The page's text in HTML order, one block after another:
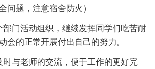
问题，注意宿舍防火）
门活动组织，继续发挥同学们吃苦耐
会的正常开展付出自己的努力。
与老师的交流，便于工作的更好完